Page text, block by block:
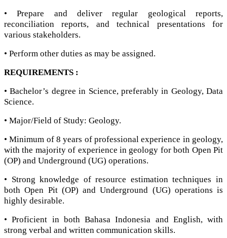
• Prepare and deliver regular geological reports,
reconciliation reports, and technical presentations for
various stakeholders.
• Perform other duties as may be assigned.
REQUIREMENTS :
• Bachelor’s degree in Science, preferably in Geology, Data
Science.
• Major/Field of Study: Geology.
• Minimum of 8 years of professional experience in geology,
with the majority of experience in geology for both Open Pit
(OP) and Underground (UG) operations.
• Strong knowledge of resource estimation techniques in
both Open Pit (OP) and Underground (UG) operations is
highly desirable.
• Proficient in both Bahasa Indonesia and English, with
strong verbal and written communication skills.